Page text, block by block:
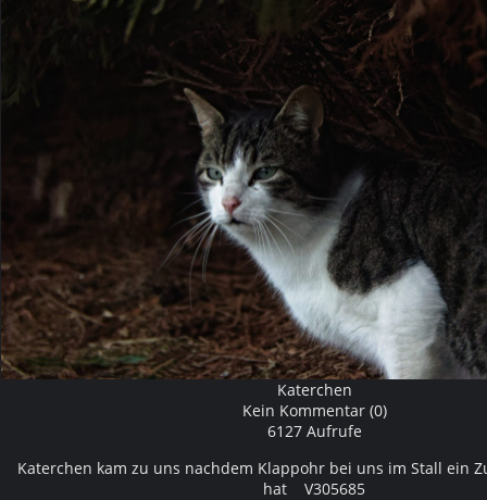
Katerchen
Kein Kommentar (0)
6127 Aufrufe
Katerchen kam zu uns nachdem Klappohr bei uns im Stall ein
hat V305685